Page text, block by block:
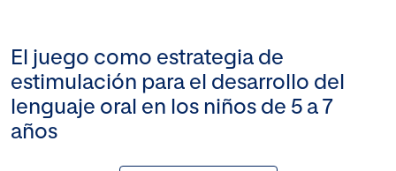
El juego como estrategia de
estimulación para el desarrollo del
lenguaje oral en los niños de 5 a 7
años